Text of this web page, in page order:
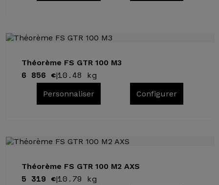
Théorème FS GTR 100 M3
6 856 €|10.48 kg
Personnaliser Configurer
Théorème FS GTR 100 M2 AXS
5 319 €|10.79 kg